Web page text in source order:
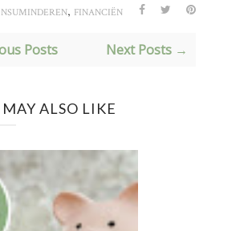
, FINANCIËN
Posts Next Posts →
MAY ALSO LIKE